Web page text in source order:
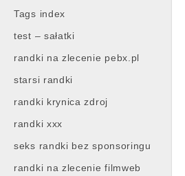
Tags index
test – sałatki
randki na zlecenie pebx.pl
starsi randki
randki krynica zdroj
randki xxx
seks randki bez sponsoringu
randki na zlecenie filmweb